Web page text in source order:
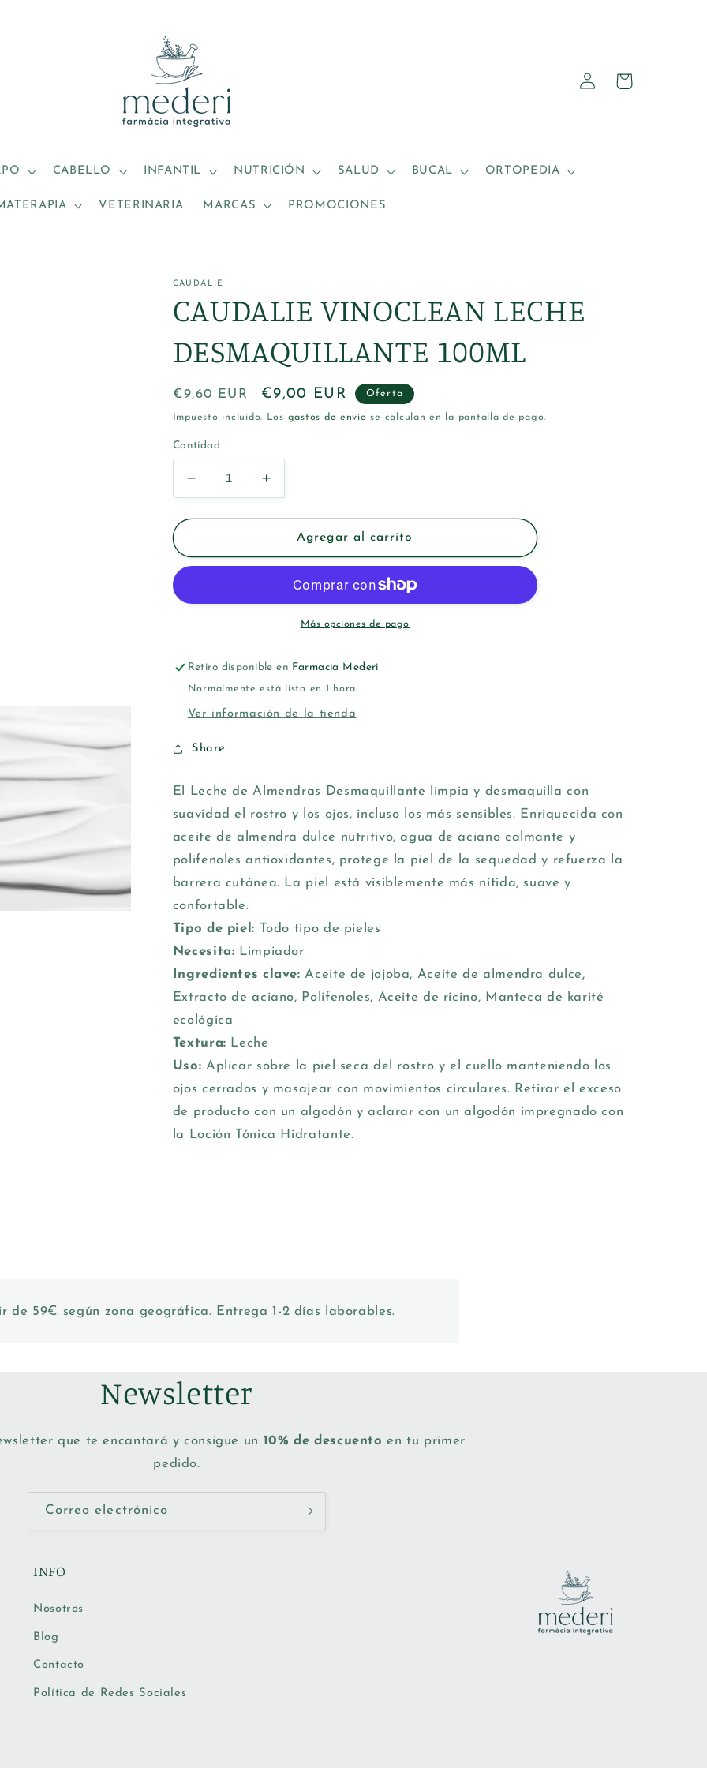
CABELLO INFANTIL NUTRICIÓN SALUD BUCAL ORTOPEDIA
VETERINARIA MARCAS PROMOCIONES
Iniciar
sesión
Carrito
CAUDALIE
CAUDALIE VINOCLEAN LECHE
DESMAQUILLANTE 100ML
Precio
habitual
€9,60 EUR
Precio
de
€9,00 EUR Oferta
Impuesto incluido. Los gastos de envío se calculan en la pantalla de pago.
Cantidad
Reducir
cantidad
para
VINOCLEAN
LECHE
DESMAQUILLANTE
100ML
Aumentar
cantidad
para
CAUDALIE
VINOCLEAN
DESMAQUILLANTE
100ML
Agregar al carrito
Más opciones de pago
Retiro disponible en Farmacia Mederi
Normalmente está listo en 1 hora
Ver información de la tienda
Share
El Leche de Almendras Desmaquillante limpia y desmaquilla con
suavidad el rostro y los ojos, incluso los más sensibles. Enriquecida con
aceite de almendra dulce nutritivo, agua de aciano calmante y
polifenoles antioxidantes, protege la piel de la sequedad y refuerza la
barrera cutánea. La piel está visiblemente más nítida, suave y
confortable.
Tipo de piel: Todo tipo de pieles
Necesita: Limpiador
Ingredientes clave: Aceite de jojoba, Aceite de almendra dulce,
Extracto de aciano, Polifenoles, Aceite de ricino, Manteca de karité
ecológica
Textura: Leche
Uso: Aplicar sobre la piel seca del rostro y el cuello manteniendo los
ojos cerrados y masajear con movimientos circulares. Retirar el exceso
de producto con un algodón y aclarar con un algodón impregnado con
la Loción Tónica Hidratante.
de 59€ según zona geográfica. Entrega 1-2 días laborables.
Newsletter
que te encantará y consigue un 10% de descuentoen tu primer
pedido.
Correo electrónico
INFO
Nosotros
Blog
Contacto
Política de Redes Sociales